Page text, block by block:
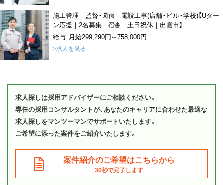
施工管理｜監督・図面｜電設工事(店舗・ビル・学校)【Uター
ン応援｜2名募集｜宿舎｜土日祝休｜出雲市】
給与 月給299,290円～758,000円
>求人を見る
求人探しは採用アドバイザーにご相談ください。
専任の採用コンサルタントが、あなたのキャリアに合わせた最適な
求人探しをマンツーマンでサポートいたします。
ご希望に添った案件をご紹介いたします。
案件紹介のご希望はこちらから
30秒で完了します